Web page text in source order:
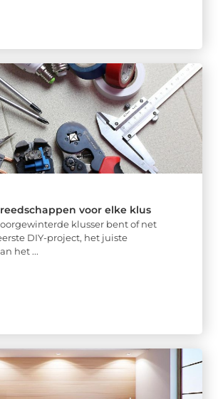
voor elke klus
klusser bent of net
DIY-project, het juiste
het ...